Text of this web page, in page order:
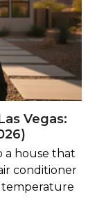
Vegas:
a house that
conditioner